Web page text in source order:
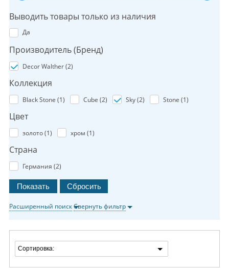
Выводить товары только из наличия
Да
Производитель (Бренд)
Decor Walther (2)
Коллекция
Black Stone (1) Cube (2) Sky (2) Stone (1)
Цвет
золото (1) хром (1)
Страна
Германия (2)
Расширенный поискСвернуть фильтр
Сортировка: